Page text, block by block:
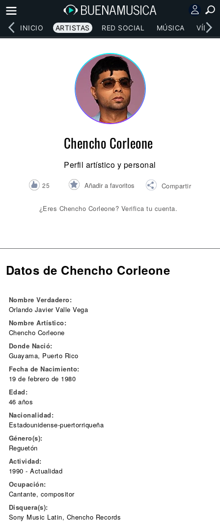
INICIO ARTISTAS RED SOCIAL MÚSICA
Chencho Corleone
Perfil artístico y personal
25 Añadir a favoritos Compartir
¿Eres Chencho Corleone? Verifica tu cuenta.
Datos de Chencho Corleone
Nombre Verdadero:
Orlando Javier Valle Vega
Nombre Artístico:
Chencho Corleone
Donde Nació:
Guayama, Puerto Rico
Fecha de Nacimiento:
19 de febrero de 1980
Edad:
46 años
Nacionalidad:
Estadounidense-puertorriqueña
Género(s):
Reguetón
Actividad:
1990 - Actualidad
Ocupación:
Cantante, compositor
Disquera(s):
Sony Music Latin, Chencho Records